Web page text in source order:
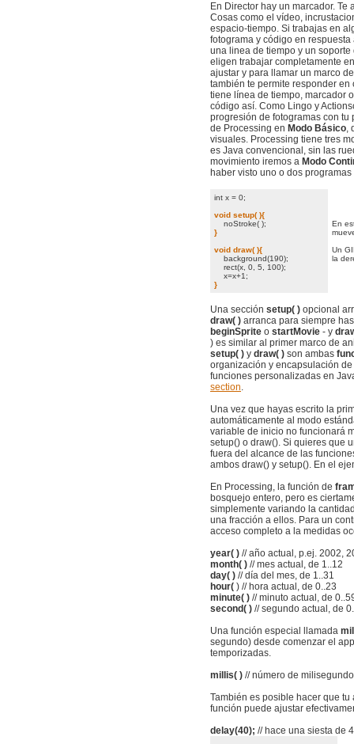
En Director hay un marcador.
Cosas como el vídeo,
espacio-tiempo. Si trabajas en
fotograma y código en
una linea de tiempo y un
eligen trabajar completamente
ajustar y para llamar un marco
también te permite responder
tiene línea de tiempo, marcador
código así. Como Lingo y
progresión de fotogramas con
de Processing en Modo Básico,
visuales. Processing tiene tres
es Java convencional, sin las
movimiento iremos a Modo
haber visto uno o dos
int x = 0;
void setup( ){
noStroke( );
}
void draw( ){
background(190);
rect(x, 0, 5, 100);
x=x+1;
}
En
Un
la
Una sección setup( ) opcional
draw( ) arranca para siempre
beginSprite o startMovie - y
) es similar al primer marco de
setup( ) y draw( ) son ambas
organización y encapsulación
funciones personalizadas en
section.
Una vez que hayas escrito la
automáticamente al modo
variable de inicio no funcionará
setup() o draw(). Si quieres que
fuera del alcance de las
ambos draw() y setup(). En el
En Processing, la función de
bosquejo entero, pero es
simplemente variando la
una fracción a ellos. Para un
acceso completo a la medidas
year( ) // año actual, p.ej. 2002,
month( ) // mes actual, de 1..12
day( ) // día del mes, de 1..31
hour( ) // hora actual, de 0..23
minute( ) // minuto actual, de
second( ) // segundo actual, de
Una función especial llamada
segundo) desde comenzar el
temporizadas.
millis( ) // número de
También es posible hacer que
función puede ajustar
delay(40); // hace una siesta de